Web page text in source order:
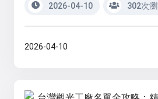
2026-04-10 302次
2026-04-10